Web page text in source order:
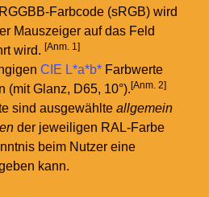
Farbcode (sRGB) wird
Mauszeiger auf das Feld
wird. [Anm. 1]
CIE L*a*b* Farbwerte
(mit Glanz, D65, 10°).[Anm. 2]
sind ausgewählte allgemein
der jeweiligen RAL-Farbe
beim Nutzer eine
kann.